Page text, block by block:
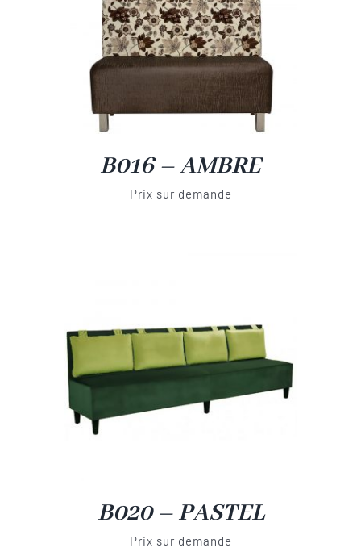
B016 – AMBRE
Prix sur demande
B020 – PASTEL
Prix sur demande